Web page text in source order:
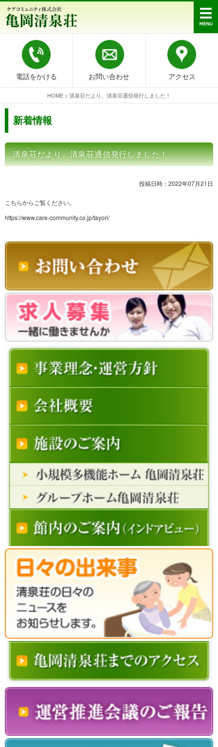
電話をかける お問い合わせ アクセス
HOME > 清泉荘だより、清泉荘通信発行しました！
新着情報
清泉荘だより、清泉荘通信発行しました！
投稿日時：2022年07月21日
こちらからご覧ください。
https://www.care-community.co.jp/tayori/